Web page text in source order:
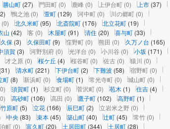
勝山町 (27) 門田町 (0) 鹿峰 (0) 上伊台町 (0) 上市 (37)
鴨之池 (0) 萱町 (129) 河中町 (0) 川の郷町 (0)
(0) 北久米町 (95) 北斎院町 (176) 北立花町 (19)
山 (42) 客 (0) 木屋町 (91) 清住 (20) 喜与町 (33)
久保 (3) 久保田町 (9) 窪野町 (0) 熊田 (0) 久万ノ台 (165)
須賀 (3) 河野別府 (0) 光洋台 (0) 小川谷 (0) 小坂 (171)
才之原 (0) 桜ケ丘 (4) 桜谷町 (0) 佐古 (0) 猿川 (0)
(31) 清水町 (221) 下伊台町 (2) 下難波 (58) 宿野町 (0)
町 (8) 新浜町 (0) 食場町 (1) 常光寺町 (0) 城山町 (0)
須賀町 (1) 杉立町 (0) 菅沢町 (0) 苞木 (1) 住吉 (4)
高砂町 (106) 高田 (0) 鷹子町 (102) 高野町 (1)
竹原町 (5) 立花 (166) 辰巳町 (2) 立岩米之野 (0)
中央 (83) 束本 (45) 築山町 (40) 辻町 (45) 常竹 (0)
泊町 (0) 富久町 (20) 土居田町 (344) 土居町 (28)